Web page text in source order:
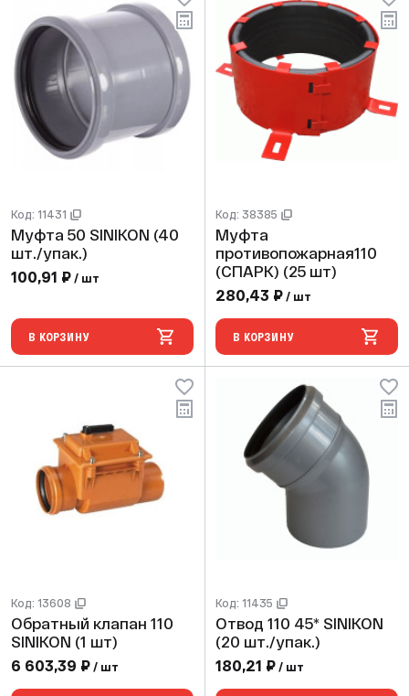
Код: 11431
Муфта 50 SINIKON (40
шт./упак.)
100,91 ₽ / шт
В КОРЗИНУ
Код: 38385
Муфта
противопожарная110
(СПАРК) (25 шт)
280,43 ₽ / шт
В КОРЗИНУ
Код: 13608
Обратный клапан 110
SINIKON (1 шт)
6 603,39 ₽ / шт
Код: 11435
Отвод 110 45* SINIKON
(20 шт./упак.)
180,21 ₽ / шт